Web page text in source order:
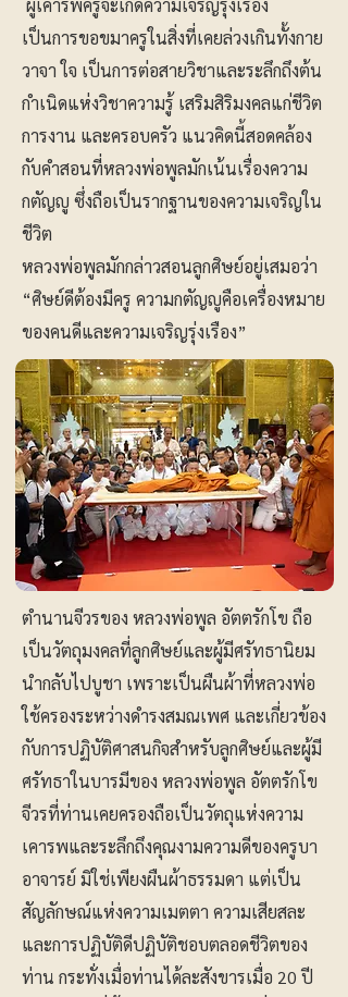
ผู้เคารพครูจะเกิดความเจริญรุ่งเรือง
เป็นการขอขมาครูในสิ่งที่เคยล่วงเกินทั้งกาย
วาจา ใจ เป็นการต่อสายวิชาและระลึกถึงต้น
กำเนิดแห่งวิชาความรู้ เสริมสิริมงคลแก่ชีวิต
การงาน และครอบครัว แนวคิดนี้สอดคล้อง
กับคำสอนที่หลวงพ่อพูลมักเน้นเรื่องความ
กตัญญู ซึ่งถือเป็นรากฐานของความเจริญใน
ชีวิต
หลวงพ่อพูลมักกล่าวสอนลูกศิษย์อยู่เสมอว่า
“ศิษย์ดีต้องมีครู ความกตัญญูคือเครื่องหมาย
ของคนดีและความเจริญรุ่งเรือง”
ตำนานจีวรของ หลวงพ่อพูล อัตตรักโข ถือ
เป็นวัตถุมงคลที่ลูกศิษย์และผู้มีศรัทธานิยม
นำกลับไปบูชา เพราะเป็นผืนผ้าที่หลวงพ่อ
ใช้ครองระหว่างดำรงสมณเพศ และเกี่ยวข้อง
กับการปฏิบัติศาสนกิจสำหรับลูกศิษย์และผู้มี
ศรัทธาในบารมีของ หลวงพ่อพูล อัตตรักโข
จีวรที่ท่านเคยครองถือเป็นวัตถุแห่งความ
เคารพและระลึกถึงคุณงามความดีของครูบา
อาจารย์ มิใช่เพียงผืนผ้าธรรมดา แต่เป็น
สัญลักษณ์แห่งความเมตตา ความเสียสละ
และการปฏิบัติดีปฏิบัติชอบตลอดชีวิตของ
ท่าน กระทั่งเมื่อท่านได้ละสังขารเมื่อ 20 ปี